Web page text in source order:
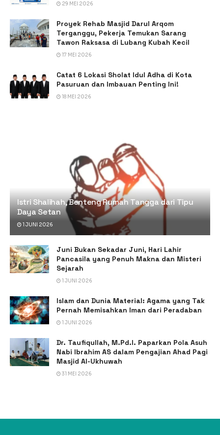
29 MEI 2026
Proyek Rehab Masjid Darul Arqom
Terganggu, Pekerja Temukan Sarang
Tawon Raksasa di Lubang Kubah Kecil
17 MEI 2026
Catat 6 Lokasi Sholat Idul Adha di Kota
Pasuruan dan Imbauan Penting Ini!
18 MEI 2026
Istri Shalihah, Benteng Rumah Tangga dari Tipu
Daya Setan
1 JUNI 2026
Juni Bukan Sekadar Juni, Hari Lahir
Pancasila yang Penuh Makna dan Misteri
Sejarah
1 JUNI 2026
Islam dan Dunia Material: Agama yang Tak
Pernah Memisahkan Iman dari Peradaban
1 JUNI 2026
Dr. Taufiqullah, M.Pd.I. Paparkan Pola Asuh
Nabi Ibrahim AS dalam Pengajian Ahad Pagi
Masjid Al-Ukhuwah
31 MEI 2026